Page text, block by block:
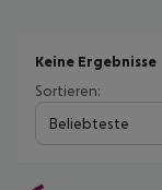
Keine Ergebnisse
Sortieren:
Beliebteste